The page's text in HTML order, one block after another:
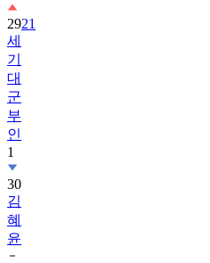
2921
세
기
대
군
부
인
1
30
김
혜
윤